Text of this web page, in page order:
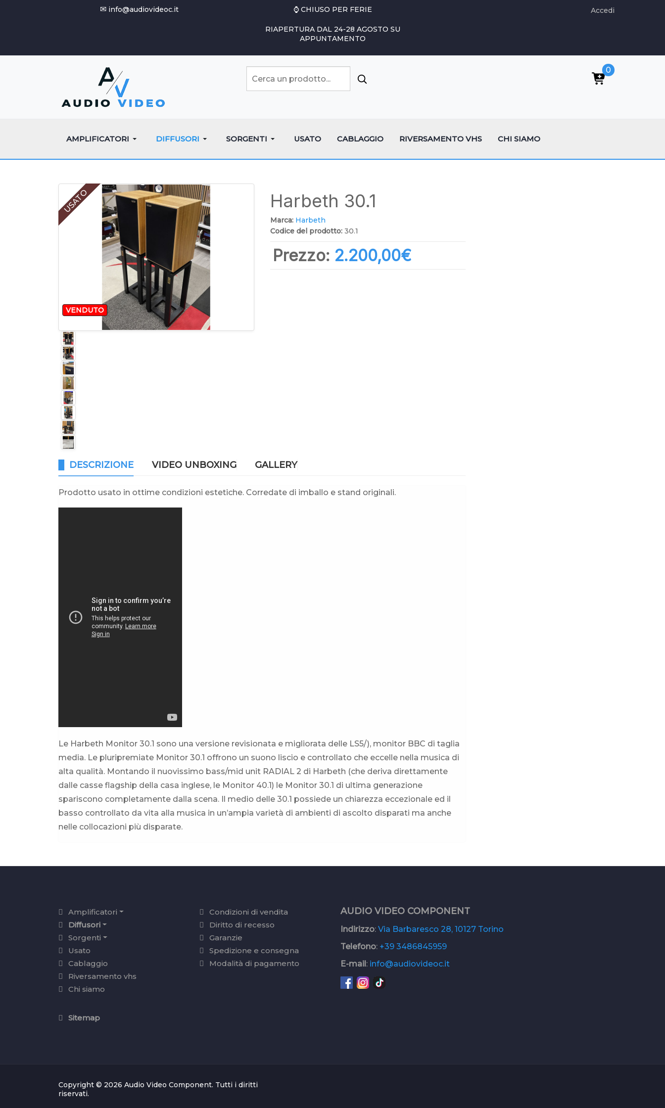
✉ info@audiovideoc.it ⌚ CHIUSO PER FERIE
RIAPERTURA DAL 24-28 AGOSTO SU
APPUNTAMENTO
Accedi
0
AMPLIFICATORI DIFFUSORI SORGENTI USATO CABLAGGIO RIVERSAMENTO VHS CHI SIAMO
USATO
VENDUTO
Harbeth 30.1
Marca: Harbeth
Codice del prodotto: 30.1
Prezzo: 2.200,00‎€
DESCRIZIONE VIDEO UNBOXING GALLERY
Prodotto usato in ottime condizioni estetiche. Corredate di imballo e stand originali.
Le Harbeth Monitor 30.1 sono una versione revisionata e migliorata delle LS5/), monitor BBC di taglia
media. Le pluripremiate Monitor 30.1 offrono un suono liscio e controllato che eccelle nella musica di
alta qualità. Montando il nuovissimo bass/mid unit RADIAL 2 di Harbeth (che deriva direttamente
dalle casse flagship della casa inglese, le Monitor 40.1) le Monitor 30.1 di ultima generazione
spariscono completamente dalla scena. Il medio delle 30.1 possiede un chiarezza eccezionale ed il
basso controllato da vita alla musica in un’ampia varietà di ambienti di ascolto disparati ma anche
nelle collocazioni più disparate.
Amplificatori
Diffusori
Sorgenti
Usato
Cablaggio
Riversamento vhs
Chi siamo
Sitemap
Condizioni di vendita
Diritto di recesso
Garanzie
Spedizione e consegna
Modalità di pagamento
AUDIO VIDEO COMPONENT
Indirizzo: Via Barbaresco 28, 10127 Torino
Telefono: +39 3486845959
E-mail: info@audiovideoc.it
Copyright © 2026 Audio Video Component. Tutti i diritti
riservati.